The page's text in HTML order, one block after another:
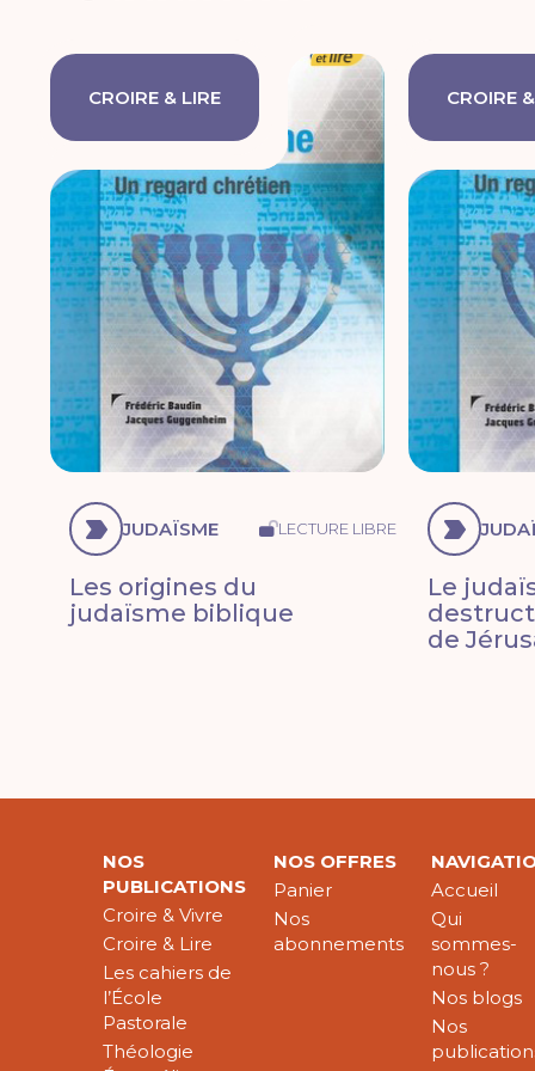
CROIRE & LIRE
JUDAÏSME LECTURE LIBRE
Les origines du
judaïsme biblique
CROIRE
Le
de
NOS
PUBLICATIONS
Croire & Vivre
Croire & Lire
Les cahiers de
l’École
Pastorale
Théologie
NOS OFFRES
Panier
Nos
abonnements
Accueil
Qui
sommes-
nous ?
Nos blogs
Nos